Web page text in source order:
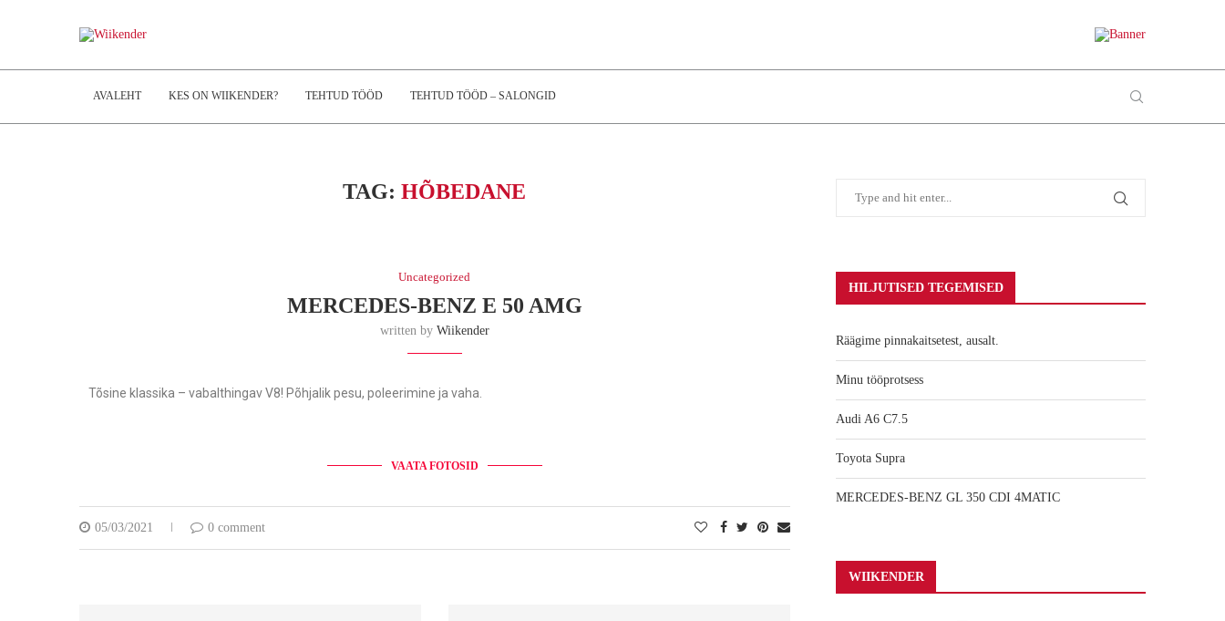
AVALEHT KES ON WIIKENDER? TEHTUD TÖÖD TEHTUD TÖÖD – SALONGID
TAG:HÕBEDANE
Uncategorized
MERCEDES-BENZ E 50 AMG
written by Wiikender
Tõsine klassika – vabalthingav V8! Põhjalik pesu, poleerimine ja vaha.
VAATA FOTOSID
05/03/2021 0 comment
HILJUTISED TEGEMISED
Räägime pinnakaitsetest, ausalt.
Minu tööprotsess
Audi A6 C7.5
Toyota Supra
MERCEDES-BENZ GL 350 CDI 4MATIC
WIIKENDER